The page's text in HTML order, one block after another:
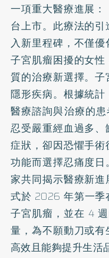
一項重大醫療進展
台上市。此療法的
入新里程碑，不僅
子宮肌瘤困擾的女
質的治療新選擇。
隱形疾病。根據統
醫療諮詢與治療的
忍受嚴重經血過多
症狀，卻因恐懼手
功能而選擇忍痛度
家共同揭示醫療新
式於 2026 年第一季
子宮肌瘤，並在 4
量，為不願動刀或有
高效且能夠提升生活